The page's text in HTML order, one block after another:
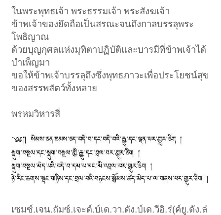
ในพระพุทธเจ้า พระธรรมเจ้า พระสังฆเจ้า
ข้าพเจ้าของยึดถือเป็นสรณะจนถึงกาลบรรลุพระ
โพธิญาณ
ด้วยบุญกุศลแห่งมุทิตาปฏิบัติและบารมีที่ข้าพเจ้าได้
บำเพ็ญมา
ขอให้ข้าพเจ้าบรรลุถึงซึ่งพุทธภาวะเพื่อประโยชน์สุข
ของสรรพสัตว์ทั้งหลาย
พรหมวิหารสี่
เซมซ์.เจน.ถัมซ์.เจะด์.บ์เด.วา.ดัง.บ์เด.วีอิ.ร๋(ค์ยู.ดัง.ล๋